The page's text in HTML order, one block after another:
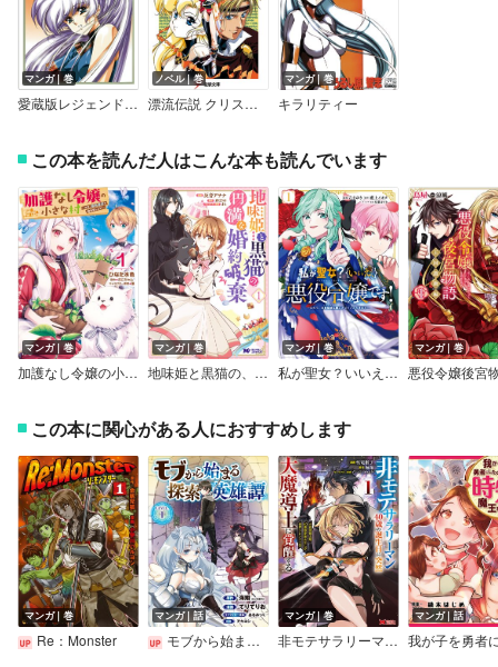
マンガ｜巻
愛蔵版レジェンド・オブ・レムネア
ノベル｜巻
漂流伝説 クリスタニア
マンガ｜巻
キラリティー
この本を読んだ人はこんな本も読んでいます
マンガ｜巻
加護なし令嬢の小さな村 ～さあ、領地運営を始めましょう！～
マンガ｜巻
地味姫と黒猫の、円満な婚約破棄（コミック）
マンガ｜巻
私が聖女？いいえ、悪役令嬢です！～なので、全員破滅は阻止させていただきます～
マンガ｜巻
この本に関心がある人におすすめします
マンガ｜巻
Re：Monster
マンガ｜話
モブから始まる探索英雄譚（話売り）
マンガ｜巻
非モテサラリーマン40歳の誕生日に突然大魔導士に覚醒する ＃花岡修太朗40歳独身彼女なしが世界トレンド1位（コミック）
マンガ｜話